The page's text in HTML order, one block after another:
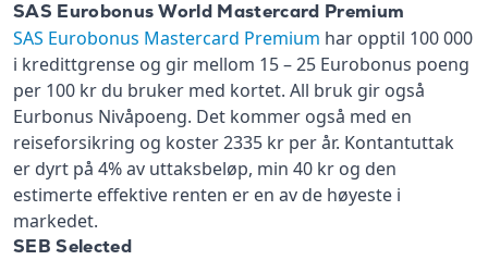
SAS Eurobonus World Mastercard Premium
SAS Eurobonus Mastercard Premium har opptil 100 000
i kredittgrense og gir mellom 15 – 25 Eurobonus poeng
per 100 kr du bruker med kortet. All bruk gir også
Eurbonus Nivåpoeng. Det kommer også med en
reiseforsikring og koster 2335 kr per år. Kontantuttak
er dyrt på 4% av uttaksbeløp, min 40 kr og den
estimerte effektive renten er en av de høyeste i
markedet.
SEB Selected